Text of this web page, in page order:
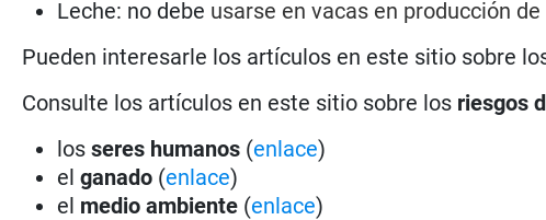
Leche: no debe usarse en vacas en producción
Pueden interesarle los artículos en este sitio sobre
Consulte los artículos en este sitio sobre los riesgos
losseres humanos (enlace)
elganado (enlace)
el medio ambiente (enlace)